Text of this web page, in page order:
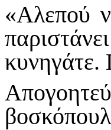
«Αλεπού
κυνηγάτε.